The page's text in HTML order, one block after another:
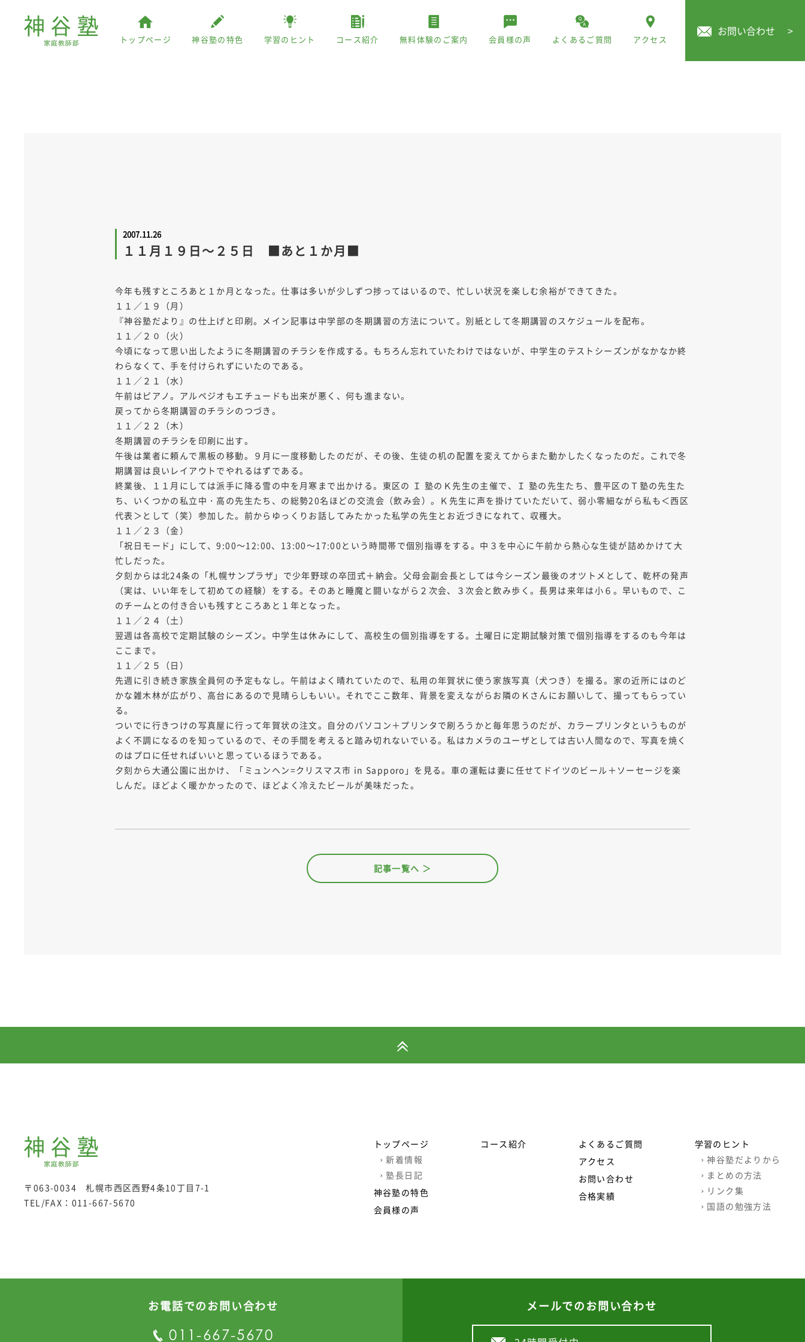
トップページ 神谷塾の特色 学習のヒント コース紹介 無料体験のご案内 会員様の声 よくあるご質問 アクセス
お問い合わせ >
2007.11.26
１１月１９日～２５日 ■あと１か月■
今年も残すところあと１か月となった。仕事は多いが少しずつ捗ってはいるので、忙しい状況を楽しむ余裕ができてきた。
１１／１９（月）
『神谷塾だより』の仕上げと印刷。メイン記事は中学部の冬期講習の方法について。別紙として冬期講習のスケジュールを配布。
１１／２０（火）
今頃になって思い出したように冬期講習のチラシを作成する。もちろん忘れていたわけではないが、中学生のテストシーズンがなかなか終
わらなくて、手を付けられずにいたのである。
１１／２１（水）
午前はピアノ。アルペジオもエチュードも出来が悪く、何も進まない。
戻ってから冬期講習のチラシのつづき。
１１／２２（木）
冬期講習のチラシを印刷に出す。
午後は業者に頼んで黒板の移動。９月に一度移動したのだが、その後、生徒の机の配置を変えてからまた動かしたくなったのだ。これで冬
期講習は良いレイアウトでやれるはずである。
終業後、１１月にしては派手に降る雪の中を月寒まで出かける。東区の Ｉ 塾のＫ先生の主催で、Ｉ 塾の先生たち、豊平区のＴ塾の先生た
ち、いくつかの私立中・高の先生たち、の総勢20名ほどの交流会（飲み会）。Ｋ先生に声を掛けていただいて、弱小零細ながら私も＜西区
代表＞として（笑）参加した。前からゆっくりお話してみたかった私学の先生とお近づきになれて、収穫大。
１１／２３（金）
「祝日モード」にして、9:00～12:00、13:00～17:00という時間帯で個別指導をする。中３を中心に午前から熱心な生徒が詰めかけて大
忙しだった。
夕刻からは北24条の「札幌サンプラザ」で少年野球の卒団式＋納会。父母会副会長としては今シーズン最後のオツトメとして、乾杯の発声
（実は、いい年をして初めての経験）をする。そのあと睡魔と闘いながら２次会、３次会と飲み歩く。長男は来年は小６。早いもので、こ
のチームとの付き合いも残すところあと１年となった。
１１／２４（土）
翌週は各高校で定期試験のシーズン。中学生は休みにして、高校生の個別指導をする。土曜日に定期試験対策で個別指導をするのも今年は
ここまで。
１１／２５（日）
先週に引き続き家族全員何の予定もなし。午前はよく晴れていたので、私用の年賀状に使う家族写真（犬つき）を撮る。家の近所にはのど
かな雑木林が広がり、高台にあるので見晴らしもいい。それでここ数年、背景を変えながらお隣のＫさんにお願いして、撮ってもらってい
る。
ついでに行きつけの写真屋に行って年賀状の注文。自分のパソコン＋プリンタで刷ろうかと毎年思うのだが、カラープリンタというものが
よく不調になるのを知っているので、その手間を考えると踏み切れないでいる。私はカメラのユーザとしては古い人間なので、写真を焼く
のはプロに任せればいいと思っているほうである。
夕刻から大通公園に出かけ、「ミュンヘン=クリスマス市 in Sapporo」を見る。車の運転は妻に任せてドイツのビール＋ソーセージを楽
しんだ。ほどよく暖かかったので、ほどよく冷えたビールが美味だった。
記事一覧へ ＞
お電話でのお問い合わせ
011-667-5670
メールでのお問い合わせ
〒063-0034 札幌市西区西野4条10丁目7-1
TEL/FAX： 011-667-5670
トップページ
› 新着情報
› 塾長日記
神谷塾の特色
会員様の声
コース紹介
よくあるご質問
アクセス
お問い合わせ
合格実績
学習のヒント
› 神谷塾だよりから
› まとめの方法
› リンク集
› 国語の勉強方法
©札幌西区個別指導学習塾・家庭教師 | 神谷塾